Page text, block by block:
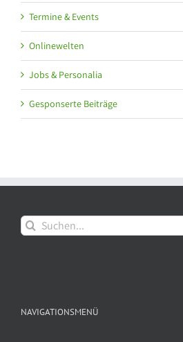
Termine & Events
Onlinewelten
Jobs & Personalia
Gesponserte Beiträge
Suche
nach:
NAVIGATIONSMENÜ